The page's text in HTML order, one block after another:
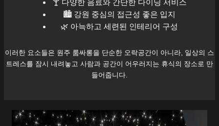
🍸 다양한 음료와 간단한 다이닝 서비스
🏙️ 강원 중심의 접근성 좋은 입지
🌿 아늑하고 세련된 인테리어 구성
이러한 요소들은 원주 룸싸롱을 단순한 오락공간이 아니라, 일상의 스
트레스를 잠시 내려놓고 사람과 공간이 어우러지는 휴식의 장소로 만
들어줍니다.